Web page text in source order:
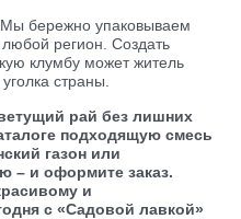
Мы бережно упаковываем
регион. Создать
клумбу может житель
страны.
рай без лишних
подходящую смесь
газон или
– и оформите заказ.
и
с «Садовой лавкой»